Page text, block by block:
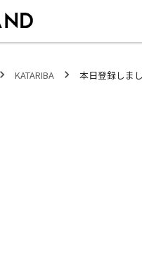
KATARIBA 本日登録しま